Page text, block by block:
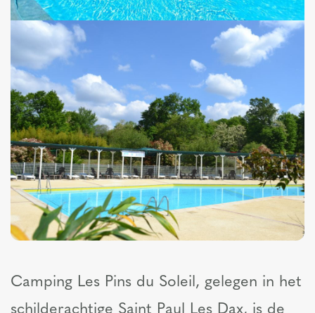
Camping Les Pins du Soleil, gelegen in het
schilderachtige Saint Paul Les Dax, is de